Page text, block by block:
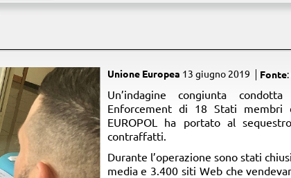
Unione Europea 13 giugno 2019 Fonte:
​Un’indagine congiunta
Enforcement di 18 Stati membri
EUROPOL ha portato al
contraffatti.
Durante l’operazione sono stati
media e 3.400 siti Web che